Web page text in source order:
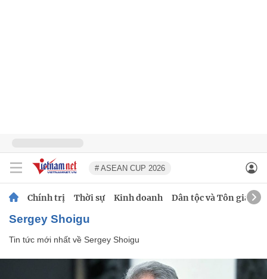
# ASEAN CUP 2026
Chính trị Thời sự Kinh doanh Dân tộc và Tôn giáo
Sergey Shoigu
Tin tức mới nhất về Sergey Shoigu